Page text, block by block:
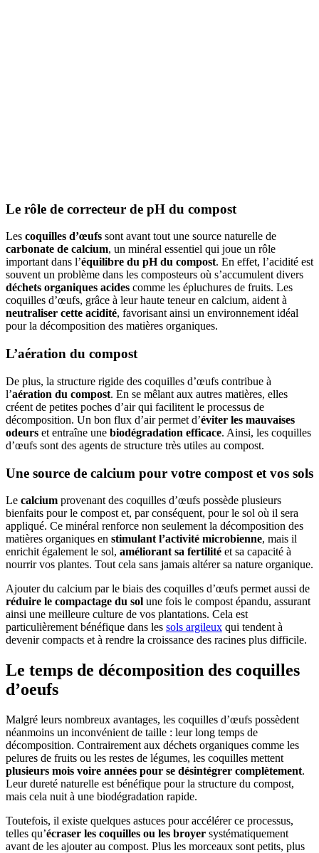
Le rôle de correcteur de pH du compost
Les coquilles d’œufs sont avant tout une source naturelle de
carbonate de calcium, un minéral essentiel qui joue un rôle
important dans l’équilibre du pH du compost. En effet, l’acidité est
souvent un problème dans les composteurs où s’accumulent divers
déchets organiques acides comme les épluchures de fruits. Les
coquilles d’œufs, grâce à leur haute teneur en calcium, aident à
neutraliser cette acidité, favorisant ainsi un environnement idéal
pour la décomposition des matières organiques.
L’aération du compost
De plus, la structure rigide des coquilles d’œufs contribue à
l’aération du compost. En se mêlant aux autres matières, elles
créent de petites poches d’air qui facilitent le processus de
décomposition. Un bon flux d’air permet d’éviter les mauvaises
odeurs et entraîne une biodégradation efficace. Ainsi, les coquilles
d’œufs sont des agents de structure très utiles au compost.
Une source de calcium pour votre compost et vos sols
Le calcium provenant des coquilles d’œufs possède plusieurs
bienfaits pour le compost et, par conséquent, pour le sol où il sera
appliqué. Ce minéral renforce non seulement la décomposition des
matières organiques en stimulant l’activité microbienne, mais il
enrichit également le sol, améliorant sa fertilité et sa capacité à
nourrir vos plantes. Tout cela sans jamais altérer sa nature organique.
Ajouter du calcium par le biais des coquilles d’œufs permet aussi de
réduire le compactage du sol une fois le compost épandu, assurant
ainsi une meilleure culture de vos plantations. Cela est
particulièrement bénéfique dans les sols argileux qui tendent à
devenir compacts et à rendre la croissance des racines plus difficile.
Le temps de décomposition des coquilles
d’oeufs
Malgré leurs nombreux avantages, les coquilles d’œufs possèdent
néanmoins un inconvénient de taille : leur long temps de
décomposition. Contrairement aux déchets organiques comme les
pelures de fruits ou les restes de légumes, les coquilles mettent
plusieurs mois voire années pour se désintégrer complètement.
Leur dureté naturelle est bénéfique pour la structure du compost,
mais cela nuit à une biodégradation rapide.
Toutefois, il existe quelques astuces pour accélérer ce processus,
telles qu’écraser les coquilles ou les broyer systématiquement
avant de les ajouter au compost. Plus les morceaux sont petits, plus